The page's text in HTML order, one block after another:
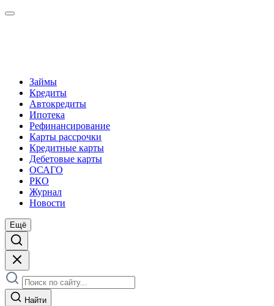
Займы
Кредиты
Автокредиты
Ипотека
Рефинансирование
Карты рассрочки
Кредитные карты
Дебетовые карты
ОСАГО
РКО
Журнал
Новости
Ещё
Найти